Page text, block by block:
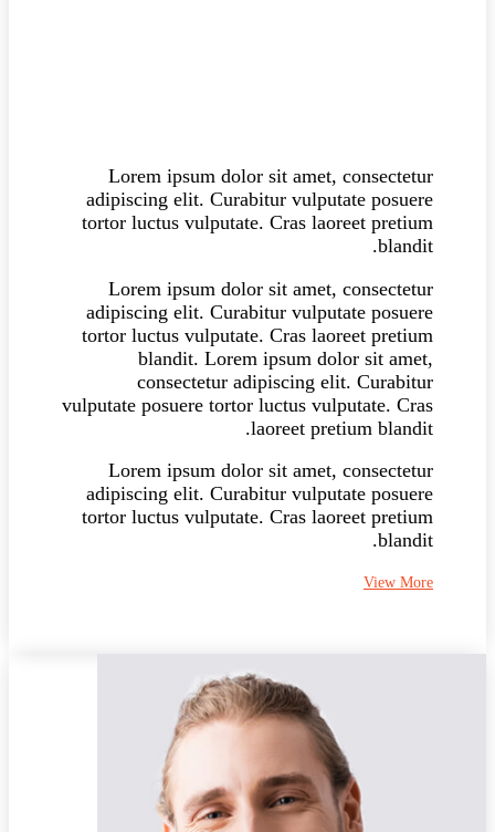
Lorem ipsum dolor sit amet, consectetur
adipiscing elit. Curabitur vulputate posuere
tortor luctus vulputate. Cras laoreet pretium
blandit.
Lorem ipsum dolor sit amet, consectetur
adipiscing elit. Curabitur vulputate posuere
tortor luctus vulputate. Cras laoreet pretium
blandit. Lorem ipsum dolor sit amet,
consectetur adipiscing elit. Curabitur
vulputate posuere tortor luctus vulputate. Cras
laoreet pretium blandit.
Lorem ipsum dolor sit amet, consectetur
adipiscing elit. Curabitur vulputate posuere
tortor luctus vulputate. Cras laoreet pretium
blandit.
View More